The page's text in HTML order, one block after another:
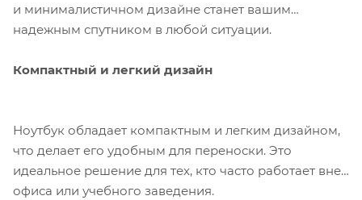
и минималистичном дизайне станет вашим
надежным спутником в любой ситуации.
Компактный и легкий дизайн
Ноутбук обладает компактным и легким дизайном,
что делает его удобным для переноски. Это
идеальное решение для тех, кто часто работает вне
офиса или учебного заведения.